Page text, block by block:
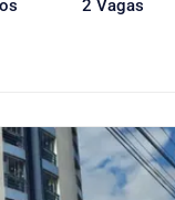
2 Vagas